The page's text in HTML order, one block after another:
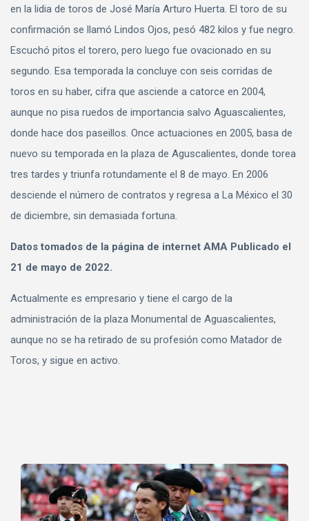
en la lidia de toros de José María Arturo Huerta. El toro de su
confirmación se llamó Lindos Ojos, pesó 482 kilos y fue negro.
Escuchó pitos el torero, pero luego fue ovacionado en su
segundo. Esa temporada la concluye con seis corridas de
toros en su haber, cifra que asciende a catorce en 2004,
aunque no pisa ruedos de importancia salvo Aguascalientes,
donde hace dos paseillos. Once actuaciones en 2005, basa de
nuevo su temporada en la plaza de Aguscalientes, donde torea
tres tardes y triunfa rotundamente el 8 de mayo. En 2006
desciende el número de contratos y regresa a La México el 30
de diciembre, sin demasiada fortuna.
Datos tomados de la página de internet AMA Publicado el
21 de mayo de 2022.
Actualmente es empresario y tiene el cargo de la
administración de la plaza Monumental de Aguascalientes,
aunque no se ha retirado de su profesión como Matador de
Toros, y sigue en activo.